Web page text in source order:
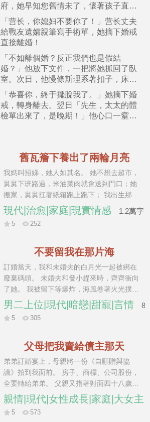
府，她早知您舊情未了，懷著孩子直接
去了醫院，失蹤一宿了！」
「营长，你媳妇不要你了！」营长丈夫
給戰友遺孀親筆寫手術單，她摘下婚戒
直接離婚！
「不如離個婚？反正我們也是假結
婚？」他放下文件，一把將她抓回了臥
室。次日，他慢條斯理系著扣子，床頭
放著紅本子：「還離麼？」
「恭喜你，終于擺脫我了。」她摘下婚
戒，轉身離去。翌日「先生，太太的體
檢單出來了，是晚期！」他心口一窒，
舊瓦簷下養出了兩輪月亮
我媽叫招娣，她人如其名。 她不想去超市，
舅舅下班路過，米油菜肉就會送到門口；她
搬家，舅舅扛著紙箱跑上跑下； 我出生那
年，我爸想請月嫂，舅舅往桌上拍下一本
證。 「姐，我是家生子，誰能比我伺候得明
白？」 可我一直防著他，始終覺得他是因為
直到二姨拿著一張起訴書找上門，說外婆留
回我媽手裡：「姐，這房子是你的，誰來都
一樣。」
現代|治愈|家庭|現實情感 1.2萬字
5 252
不要留我在那片海
訂婚當天，我和未婚夫的白月光一起被綁在
廢棄碼頭。 未婚夫和發小趕來時，齊齊衝向
了她。 我被留下等爆炸，海風卷著火光撲到
臉上，那個和我鬥了十年的死對頭卻一腳踹
開艙門，罵罵咧咧把我扛走。 他說：「宋晚
檸，你眼光爛成這樣，海里的魚都替你委
舟靠在門邊，慢吞吞替我撐傘。 「宋晚檸，
男二上位|現代|暗戀|甜寵|言情
5 305
父母把我賣給債主那天
弟弟訂婚宴上，母親將一份《自願贈與協
議》拍到我面前。 房子、商標、公司股份，
全要轉給弟弟。 父親又指著對面四十八歲的
經銷商：“羅總願意出五百萬娶你，正好替你
弟填賬。” 我不肯籤，弟弟當眾摔了杯子。
“姐，你欠我一條命，也該還了。” 我看著這
親情|現代|女性成長|家庭|大女主
5 573